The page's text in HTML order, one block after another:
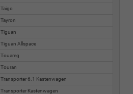
Taigo
Tayron
Tiguan
Tiguan Allspace
Touareg
Touran
Transporter 6.1 Kastenwagen
Transporter Kastenwagen